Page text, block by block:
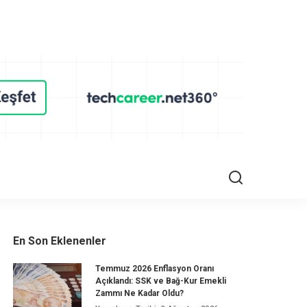
En Son Eklenenler
Temmuz 2026 Enflasyon Oranı
Açıklandı: SSK ve Bağ-Kur Emekli
Zammı Ne Kadar Oldu?